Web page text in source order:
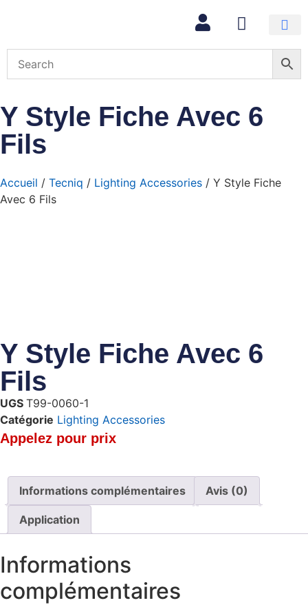
Y Style Fiche Avec 6
Fils
Accueil / Tecniq / Lighting Accessories / Y Style Fiche
Avec 6 Fils
Y Style Fiche Avec 6
Fils
UGS T99-0060-1
Catégorie Lighting Accessories
Appelez pour prix
Informations complémentaires Avis (0)
Application
Informations
complémentaires